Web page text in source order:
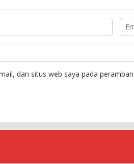
dan situs web saya pada